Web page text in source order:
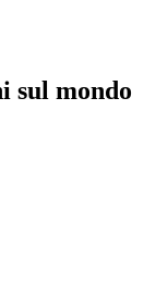
sul mondo